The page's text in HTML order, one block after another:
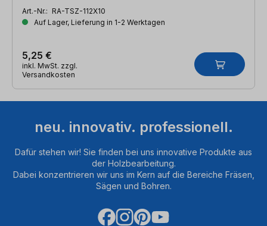
Art.-Nr.: RA-TSZ-112X10
Auf Lager, Lieferung in 1-2 Werktagen
5,25 €
inkl. MwSt. zzgl.
Versandkosten
neu. innovativ. professionell.
Dafür stehen wir! Sie finden bei uns innovative Produkte aus
der Holzbearbeitung.
Dabei konzentrieren wir uns im Kern auf die Bereiche Fräsen,
Sägen und Bohren.